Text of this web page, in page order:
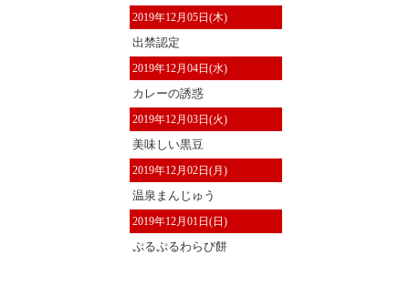
2019年12月05日(木)
出禁認定
2019年12月04日(水)
カレーの誘惑
2019年12月03日(火)
美味しい黒豆
2019年12月02日(月)
温泉まんじゅう
2019年12月01日(日)
ぷるぷるわらび餅